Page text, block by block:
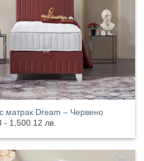
матрак Dream – Червено
- 1,500.12 лв.